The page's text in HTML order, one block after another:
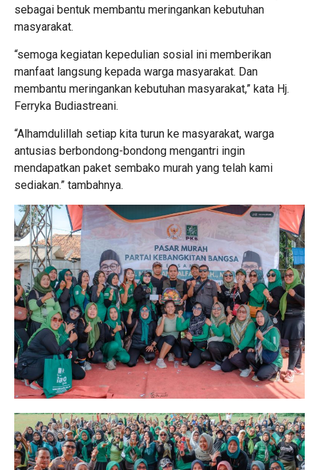
sebagai bentuk membantu meringankan kebutuhan
masyarakat.
“semoga kegiatan kepedulian sosial ini memberikan
manfaat langsung kepada warga masyarakat. Dan
membantu meringankan kebutuhan masyarakat,” kata Hj.
Ferryka Budiastreani.
“Alhamdulillah setiap kita turun ke masyarakat, warga
antusias berbondong-bondong mengantri ingin
mendapatkan paket sembako murah yang telah kami
sediakan.” tambahnya.